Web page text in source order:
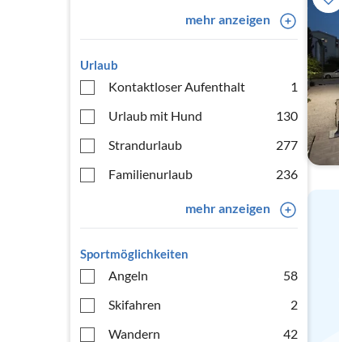
mehr anzeigen
Urlaub
Kontaktloser Aufenthalt
1
Urlaub mit Hund
130
Strandurlaub
277
Familienurlaub
236
mehr anzeigen
Sportmöglichkeiten
Angeln
58
Skifahren
2
Wandern
42